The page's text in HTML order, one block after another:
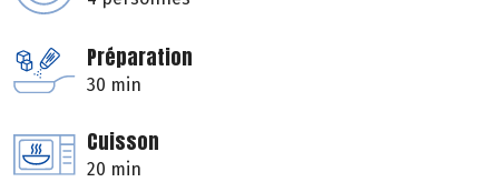
Préparation
30 min
Cuisson
20 min